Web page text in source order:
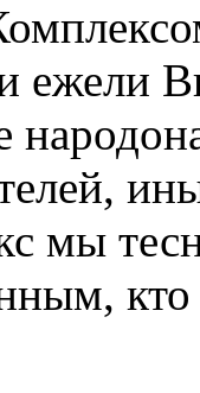
ежели
мы